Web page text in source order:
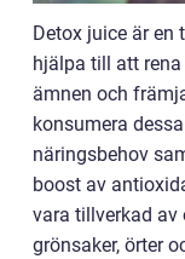
Detox juice är
hjälpa till att
ämnen och
konsumera
näringsbehov
boost av
vara tillverkad av
grönsaker, örter